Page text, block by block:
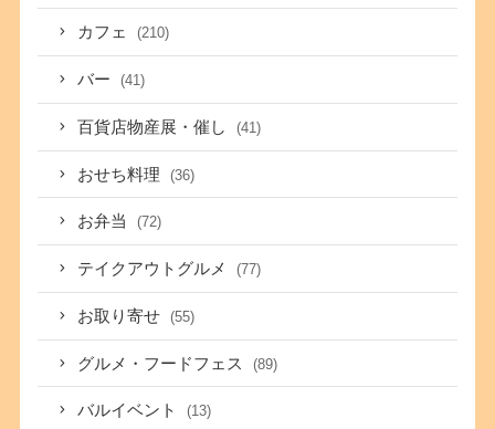
カフェ (210)
バー (41)
百貨店物産展・催し (41)
おせち料理 (36)
お弁当 (72)
テイクアウトグルメ (77)
お取り寄せ (55)
グルメ・フードフェス (89)
バルイベント (13)